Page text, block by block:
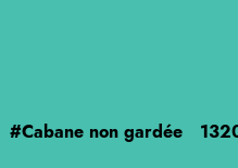
#Cabane non gardée